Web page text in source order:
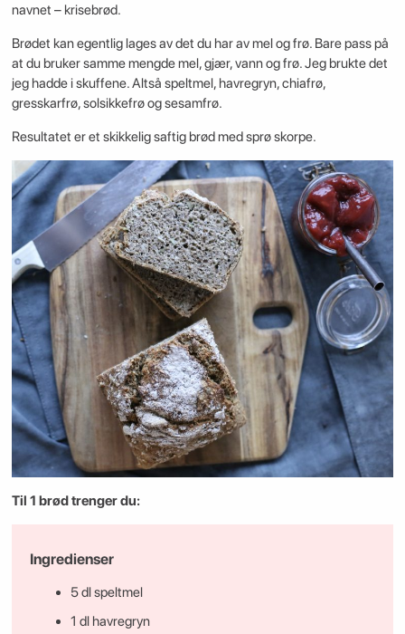
navnet – krisebrød.
Brødet kan egentlig lages av det du har av mel og frø. Bare pass på
at du bruker samme mengde mel, gjær, vann og frø. Jeg brukte det
jeg hadde i skuffene. Altså speltmel, havregryn, chiafrø,
gresskarfrø, solsikkefrø og sesamfrø.
Resultatet er et skikkelig saftig brød med sprø skorpe.
Til 1 brød trenger du:
Ingredienser
5 dl speltmel
1 dl havregryn